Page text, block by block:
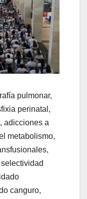
pulmonar,
perinatal,
adicciones a
metabolismo,
canguro,